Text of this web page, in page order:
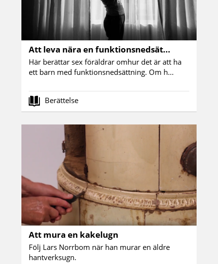
Att leva nära en funktionsnedsät...
Här berättar sex föräldrar omhur det är att ha
ett barn med funktionsnedsättning. Om h...
Berättelse
Att mura en kakelugn
Följ Lars Norrbom när han murar en äldre
hantverksugn.